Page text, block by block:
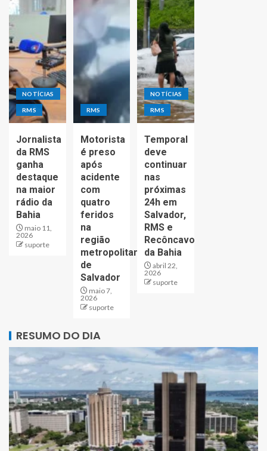
NOTÍCIAS
RMS
Jornalista
da RMS
ganha
destaque
na maior
rádio da
Bahia
maio 11,
2026
suporte
RMS
Motorista
é preso
após
acidente
com
quatro
feridos
na
região
metropolitana
de
Salvador
maio 7,
2026
suporte
NOTÍCIAS
RMS
Temporal
deve
continuar
nas
próximas
24h em
Salvador,
RMS e
Recôncavo
da Bahia
abril 22,
2026
suporte
RESUMO DO DIA